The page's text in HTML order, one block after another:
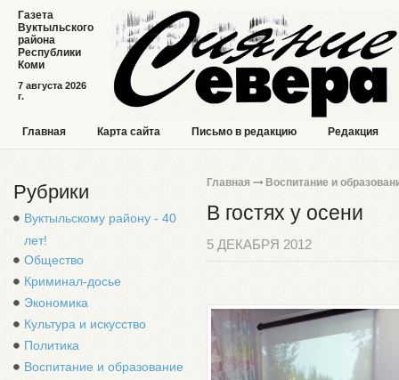
7 августа 2026
г.
Газета
Вуктыльского
района
Республики
Коми
Главная Карта сайта Письмо в редакцию Редакция
Рубрики
Вуктыльскому району - 40
лет!
Общество
Криминал-досье
Экономика
Культура и искусство
Политика
Воспитание и образование
Главная Воспитание и
В гостях у осени
5 ДЕКАБРЯ 2012